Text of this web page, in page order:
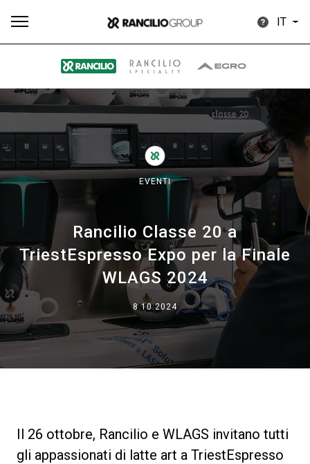
IT
EVENTI
Rancilio Classe 20 a
TriestEspresso Expo per la Finale
WLAGS 2024
8.10.2024
Il 26 ottobre, Rancilio e WLAGS invitano tutti
gli appassionati di latte art a TriestEspresso
Tutti Prodotti News Download Altro
Brand
Il gruppo
News
I nostri Lab